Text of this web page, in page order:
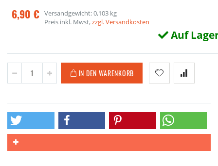
6,90 € Versandgewicht: 0,103 kg
Preis inkl. Mwst,zzgl. Versandkosten
Auf
IN DEN WARENKORB